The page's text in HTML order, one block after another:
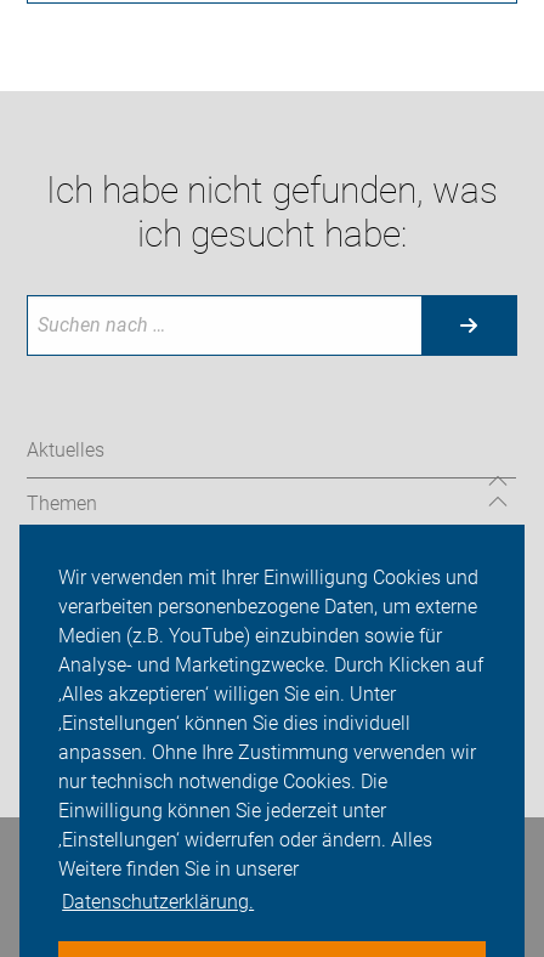
Wir verwenden mit Ihrer Einwilligung Cookies und
verarbeiten personenbezogene Daten, um externe
Medien (z.B. YouTube) einzubinden sowie für
Analyse- und Marketingzwecke. Durch Klicken auf
‚Alles akzeptieren‘ willigen Sie ein. Unter
‚Einstellungen‘ können Sie dies individuell
anpassen. Ohne Ihre Zustimmung verwenden wir
nur technisch notwendige Cookies. Die
Einwilligung können Sie jederzeit unter
‚Einstellungen‘ widerrufen oder ändern. Alles
Weitere finden Sie in unserer
Datenschutzerklärung.
Ich habe nicht gefunden, was
ich gesucht habe:
Aktuelles
Themen
Der ADFC in Krefeld und im Kreis Viersen
Sei dabei
Presse
Login
Bleiben Sie in Kontakt